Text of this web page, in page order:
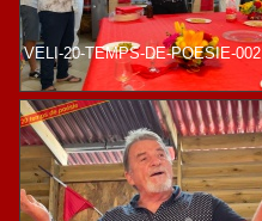
VELI-20-TEMPS-DE-POESIE-002